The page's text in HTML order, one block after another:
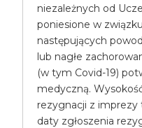
niezależnych od
poniesione w
następujących
lub nagłe
(w tym Covid-19)
medyczną.
rezygnacji z imprezy
daty zgłoszenia